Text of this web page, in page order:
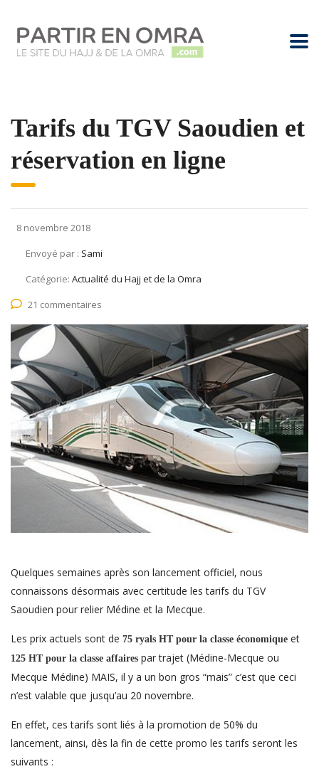
Tarifs du TGV Saoudien et
réservation en ligne
8 novembre 2018
Envoyé par : Sami
Catégorie: Actualité du Hajj et de la Omra
21 commentaires
Quelques semaines après son lancement officiel, nous
connaissons désormais avec certitude les tarifs du TGV
Saoudien pour relier Médine et la Mecque.
Les prix actuels sont de 75 ryals HT pour la classe économique et
125 HT pour la classe affaires par trajet (Médine-Mecque ou
Mecque Médine) MAIS, il y a un bon gros “mais” c’est que ceci
n’est valable que jusqu’au 20 novembre.
En effet, ces tarifs sont liés à la promotion de 50% du
lancement, ainsi, dès la fin de cette promo les tarifs seront les
suivants :